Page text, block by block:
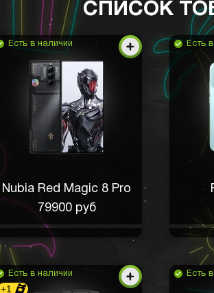
СПИСОК
Есть в наличии
Nubia Red Magic 8 Pro
79900 руб
Есть
Есть в наличии
+1
Есть